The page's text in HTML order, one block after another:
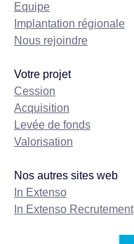
Equipe
Implantation régionale
Nous rejoindre
Votre projet
Cession
Acquisition
Levée de fonds
Valorisation
Nos autres sites web
In Extenso
In Extenso Recrutement